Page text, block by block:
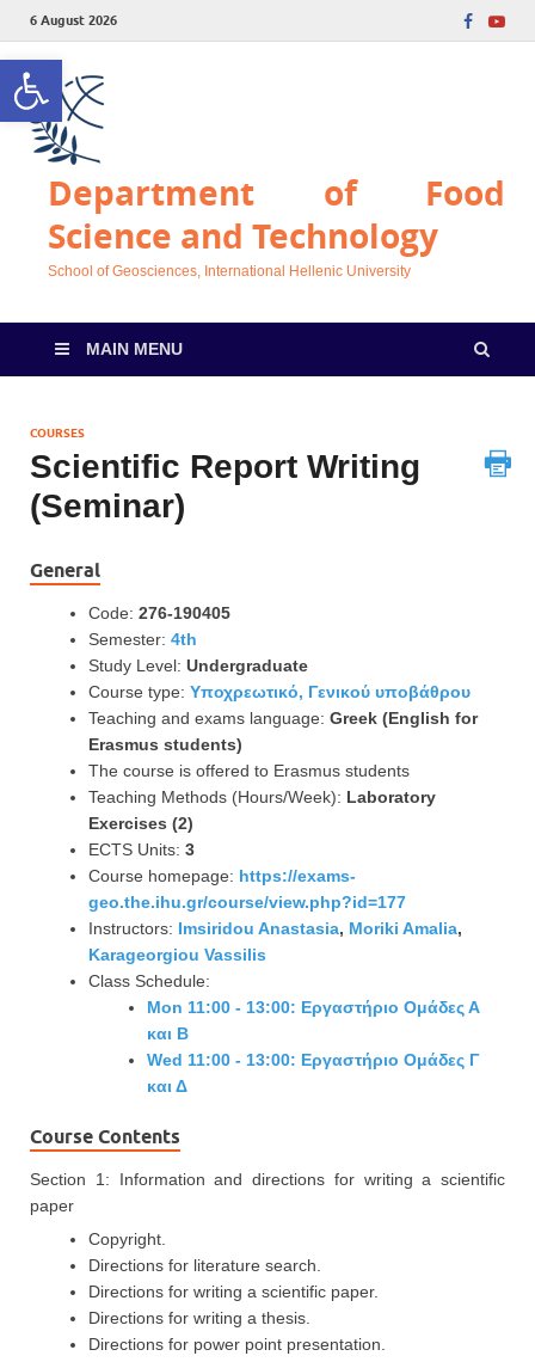
Open toolbar
6 August 2026
Department of Food
Science and Technology
School of Geosciences, International Hellenic University
MAIN MENU
COURSES
Scientific Report Writing
(Seminar)
General
Code: 276-190405
Semester: 4th
Study Level: Undergraduate
Course type: Υποχρεωτικό, Γενικού υποβάθρου
Teaching and exams language: Greek (English for
Erasmus students)
The course is offered to Erasmus students
Teaching Methods (Hours/Week): Laboratory
Exercises (2)
ECTS Units: 3
Course homepage: https://exams-
geo.the.ihu.gr/course/view.php?id=177
Instructors: Imsiridou Anastasia, Moriki Amalia,
Karageorgiou Vassilis
Class Schedule:
Mon 11:00 - 13:00: Εργαστήριο Ομάδες Α
και Β
Wed 11:00 - 13:00: Εργαστήριο Ομάδες Γ
και Δ
Course Contents
Section 1: Information and directions for writing a scientific
paper
Copyright.
Directions for literature search.
Directions for writing a scientific paper.
Directions for writing a thesis.
Directions for power point presentation.